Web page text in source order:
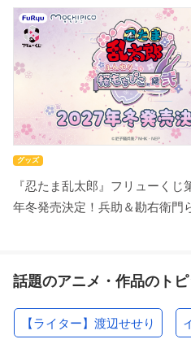
グッズ
『忍たま乱太郎』フリューくじ
年冬発売決定！兵助＆勘右衛門
話題のアニメ・作品のトピ
【ライター】渡辺せせり